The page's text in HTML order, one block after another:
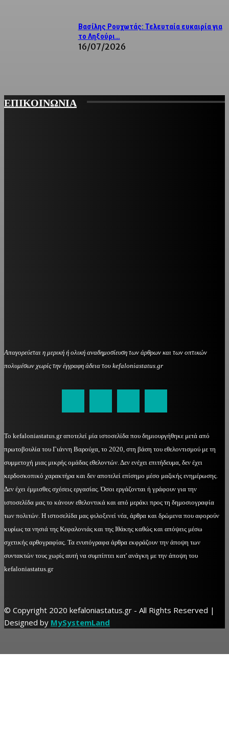
Βασίλης Ρουχωτάς: Τελευταία ευκαιρία για
το Ληξούρι…
16/07/2026
ΕΠΙΚΟΙΝΩΝΙΑ
Απαγορεύεται η μερική ή ολική αναδημοσίευση των άρθρων και των οπτικών
πολυμέσων χωρίς την έγγραφη άδεια του kefaloniastatus.gr
Το kefaloniastatus.gr αποτελεί μία ιστοσελίδα που δημιουργήθηκε μετά από
πρωτοβουλία του Γιάννη Βαρούχα, το 2020, στη βάση του εθελοντισμού με τη
συμμετοχή μιας μικρής ομάδας εθελοντών. Δεν ενέχει επιτήδευμα, δεν έχει
κερδοσκοπικό χαρακτήρα και δεν αποτελεί επίσημο μέσο μαζικής ενημέρωσης.
Δεν έχει έμμισθες σχέσεις εργασίας. Όσοι εργάζονται ή γράφουν για την
ιστοσελίδα μας το κάνουν εθελοντικά και από μεράκι προς τη δημοσιογραφία
των πολιτών. Η ιστοσελίδα μας φιλοξενεί νέα, άρθρα και δρώμενα που αφορούν
κυρίως τα νησιά της Κεφαλονιάς και της Ιθάκης καθώς και απόψεις μέσω
σχετικής αρθογραφίας. Τα ενυπόγραφα άρθρα εκφράζουν την άποψη των
συντακτών τους χωρίς αυτή να συμπίπτει κατ' ανάγκη με την άποψη του
kefaloniastatus.gr
© Copyright 2020 kefaloniastatus.gr - All Rights Reserved |
Designed by MySystemLand